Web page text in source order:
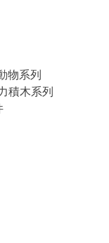
物系列
積木系列